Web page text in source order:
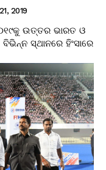
2019
ଉତ୍ତର ଭାରତ ଓ
ସ୍ଥାନରେ ହିଂସାରେ